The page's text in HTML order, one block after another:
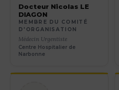
Docteur Nicolas LE
DIAGON
MEMBRE DU COMITÉ
D'ORGANISATION
Médecin Urgentiste
Centre Hospitalier de
Narbonne